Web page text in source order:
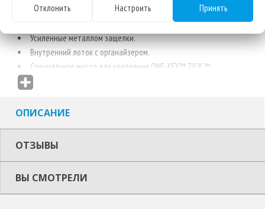
IP65 защита от попадания капель дождя и строительной пыли.
Усиленные металлом защелки.
Внутренний лоток с органайзером.
Специальное место для крепления ONE-KEY™ TICK ™.
Внимание! Поставляется без инструмента
ОПИСАНИЕ
ОТЗЫВЫ
ВЫ СМОТРЕЛИ
Отклонить Настроить Принять